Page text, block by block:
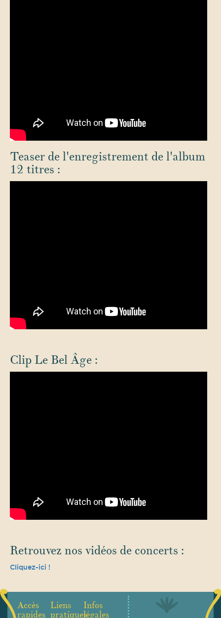
Teaser de l'enregistrement de l'album
12 titres :
Clip Le Bel Âge :
Retrouvez nos vidéos de concerts :
Cliquez-ici !
Accès
rapides
Liens
pratiques
Infos
légales